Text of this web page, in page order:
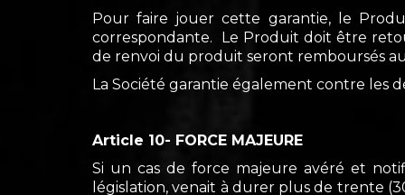
Pour faire jouer cette garantie, le
correspondante. Le Produit doit être
de renvoi du produit seront remboursés
La Société garantie également contre les
Article 10- FORCE MAJEURE
Si un cas de force majeure avéré et
législation, venait à durer plus de trente